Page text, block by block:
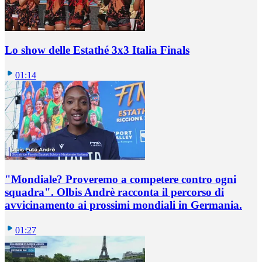
Lo show delle Estathé 3x3 Italia Finals
01:14
"Mondiale? Proveremo a competere contro ogni
squadra". Olbis Andrè racconta il percorso di
avvicinamento ai prossimi mondiali in Germania.
01:27